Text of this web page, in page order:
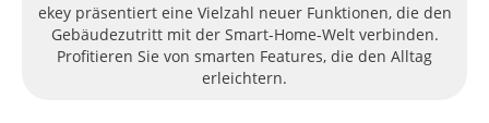
ekey präsentiert eine Vielzahl neuer Funktionen, die den
Gebäudezutritt mit der Smart-Home-Welt verbinden.
Profitieren Sie von smarten Features, die den Alltag
erleichtern.